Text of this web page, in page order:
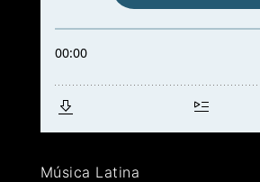
Música Latina